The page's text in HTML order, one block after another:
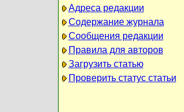
Адреса редакции
Содержание журнала
Сообщения редакции
Правила для авторов
Загрузить статью
Проверить статус статьи